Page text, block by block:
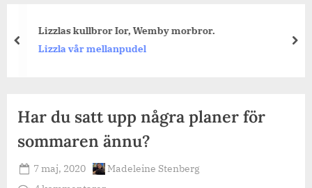
Lizzlas kullbror Ior, Wemby morbror.
Lizzla vår mellanpudel
prev
Har du satt upp några planer för
sommaren ännu?
Posted
on
7 maj, 2020 By
Madeleine Stenberg